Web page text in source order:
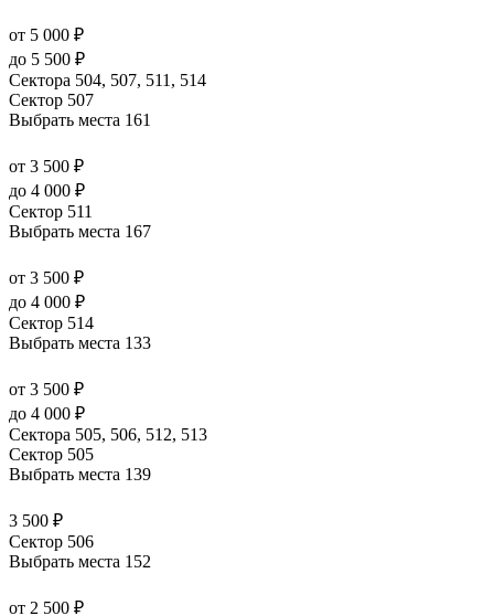
от 5 000 ₽
до 5 500 ₽
Сектора 504, 507, 511, 514
Сектор 507
Выбрать места 161
от 3 500 ₽
до 4 000 ₽
Сектор 511
Выбрать места 167
от 3 500 ₽
до 4 000 ₽
Сектор 514
Выбрать места 133
от 3 500 ₽
до 4 000 ₽
Сектора 505, 506, 512, 513
Сектор 505
Выбрать места 139
3 500 ₽
Сектор 506
Выбрать места 152
от 2 500 ₽